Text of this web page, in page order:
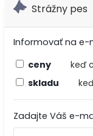
Strážny pes
Informovať na e-
ceny
keď
skladu
Zadajte Váš e-